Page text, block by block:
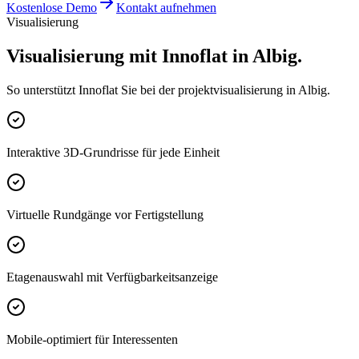
Kostenlose Demo
Kontakt aufnehmen
Visualisierung
Visualisierung mit Innoflat in Albig.
So unterstützt Innoflat Sie bei der projektvisualisierung in Albig.
Interaktive 3D-Grundrisse für jede Einheit
Virtuelle Rundgänge vor Fertigstellung
Etagenauswahl mit Verfügbarkeitsanzeige
Mobile-optimiert für Interessenten